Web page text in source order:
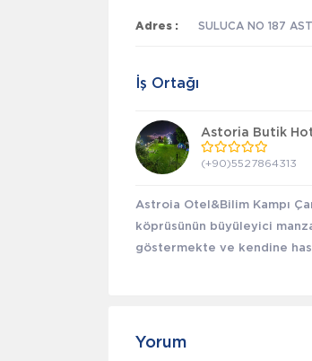
Adres : SULUCA NO 187
İş Ortağı
Astoria Butik
(+90)5527864313
Astroia Otel&Bilim Kampı
köprüsünün büyüleyici
göstermekte ve kendine has
Yorum